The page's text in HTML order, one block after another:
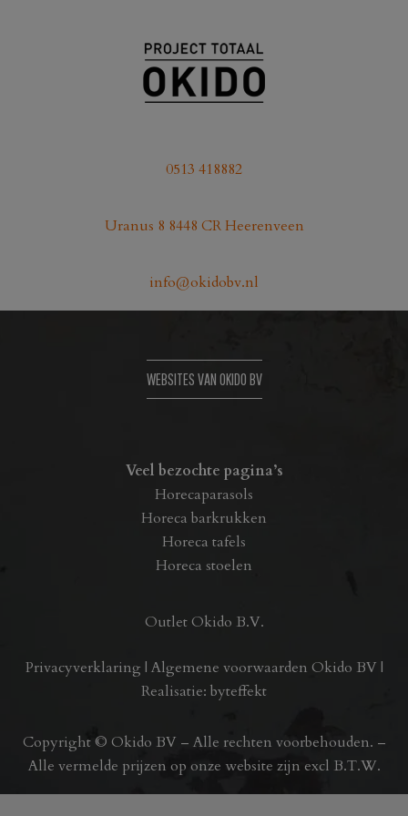
0513 418882
Uranus 8 8448 CR Heerenveen
info@okidobv.nl
WEBSITES VAN OKIDO BV
Veel bezochte pagina’s
Horecaparasols
Horeca barkrukken
Horeca tafels
Horeca stoelen
Outlet Okido B.V.
Privacyverklaring | Algemene voorwaarden Okido BV |
Realisatie: byteffekt
Copyright © Okido BV – Alle rechten voorbehouden. –
Alle vermelde prijzen op onze website zijn excl B.T.W.